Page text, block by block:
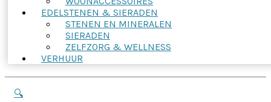
EDELSTENEN & SIERADEN
STENEN EN MINERALEN
SIERADEN
ZELFZORG & WELLNESS
VERHUUR
🔍